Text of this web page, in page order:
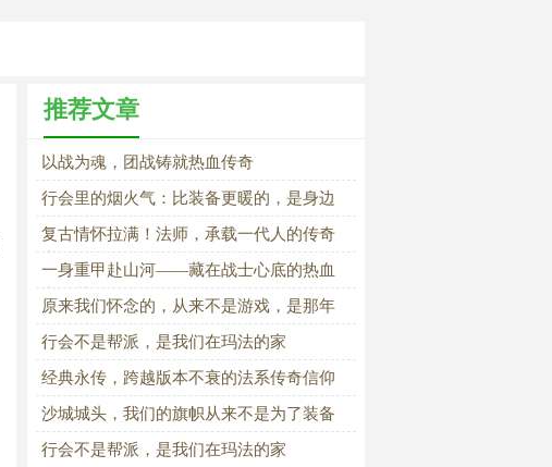
推荐文章
以战为魂，团战铸就热血传奇
行会里的烟火气：比装备更暖的，是身边
的人
复古情怀拉满！法师，承载一代人的传奇
青春记忆
一身重甲赴山河——藏在战士心底的热血
青春梦
原来我们怀念的，从来不是游戏，是那年
的自己
行会不是帮派，是我们在玛法的家
经典永传，跨越版本不衰的法系传奇信仰
沙城城头，我们的旗帜从来不是为了装备
行会不是帮派，是我们在玛法的家